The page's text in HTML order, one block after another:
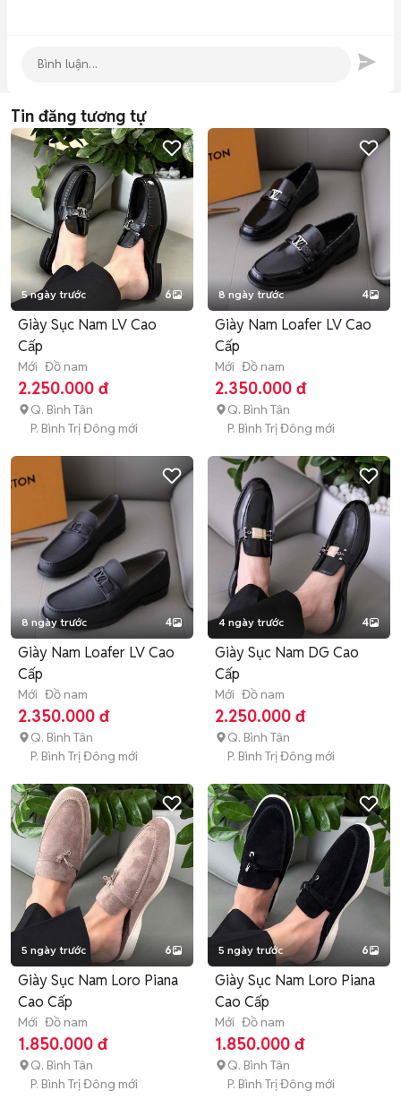
Tin đăng tương tự
5 ngày trước 6
Giày Sục Nam LV Cao
Cấp
Mới Đồ nam
2.250.000 đ
Q. Bình Tân
P. Bình Trị Đông mới
8 ngày trước 4
Giày Nam Loafer LV Cao
Cấp
Mới Đồ nam
2.350.000 đ
Q. Bình Tân
P. Bình Trị Đông mới
8 ngày trước 4
Giày Nam Loafer LV Cao
Cấp
Mới Đồ nam
2.350.000 đ
Q. Bình Tân
P. Bình Trị Đông mới
4 ngày trước 4
Giày Sục Nam DG Cao
Cấp
Mới Đồ nam
2.250.000 đ
Q. Bình Tân
P. Bình Trị Đông mới
5 ngày trước 6
Giày Sục Nam Loro Piana
Cao Cấp
Mới Đồ nam
1.850.000 đ
Q. Bình Tân
P. Bình Trị Đông mới
5 ngày trước 6
Giày Sục Nam Loro Piana
Cao Cấp
Mới Đồ nam
1.850.000 đ
Q. Bình Tân
P. Bình Trị Đông mới